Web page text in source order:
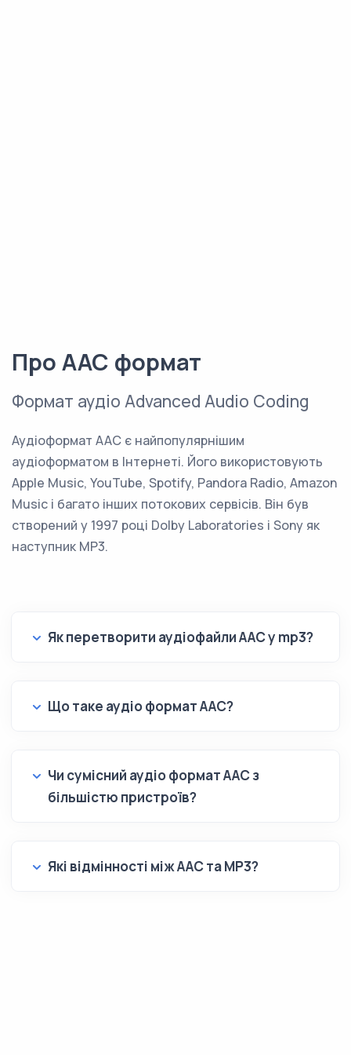
Про AAC формат
Формат аудіо Advanced Audio Coding
Аудіоформат AAC є найпопулярнішим
аудіоформатом в Інтернеті. Його використовують
Apple Music, YouTube, Spotify, Pandora Radio, Amazon
Music і багато інших потокових сервісів. Він був
створений у 1997 році Dolby Laboratories і Sony як
наступник MP3.
Як перетворити аудіофайли AAC у mp3?
Що таке аудіо формат AAC?
Чи сумісний аудіо формат AAC з
більшістю пристроїв?
Які відмінності між AAC та MP3?